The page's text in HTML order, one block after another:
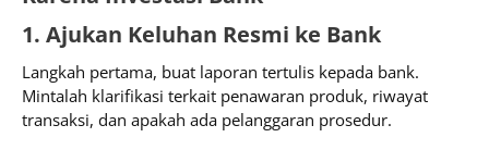
1. Ajukan Keluhan Resmi ke Bank
Langkah pertama, buat laporan tertulis kepada bank.
Mintalah klarifikasi terkait penawaran produk, riwayat
transaksi, dan apakah ada pelanggaran prosedur.